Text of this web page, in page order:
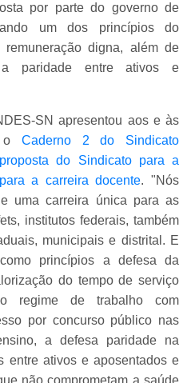
por parte do governo de
um dos princípios do
digna, além de
paridade entre ativos e
SN apresentou aos e às
o Caderno 2 do Sindicato
do Sindicato para a
a carreira docente. "Nós
uma carreira única para as
institutos federais, também
municipais e distrital. E
princípios a defesa da
do tempo de serviço
regime de trabalho com
por concurso público nas
a defesa paridade na
entre ativos e aposentados e